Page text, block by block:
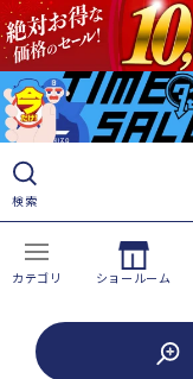
ツ
に
進
む
検索
カテゴリ ショールーム